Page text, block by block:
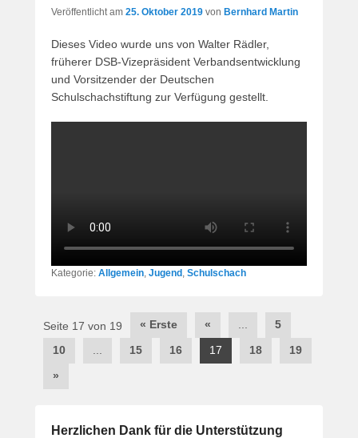
Veröffentlicht am 25. Oktober 2019 von Bernhard Martin
Dieses Video wurde uns von Walter Rädler,
früherer DSB-Vizepräsident Verbandsentwicklung
und Vorsitzender der Deutschen
Schulschachstiftung zur Verfügung gestellt.
Kategorie: Allgemein Jugend Schulschach
Beitragsnavigation
Seite 17 von 19 « Erste «
5
10
15 16 17 18
19
»
Herzlichen Dank für die Unterstützung